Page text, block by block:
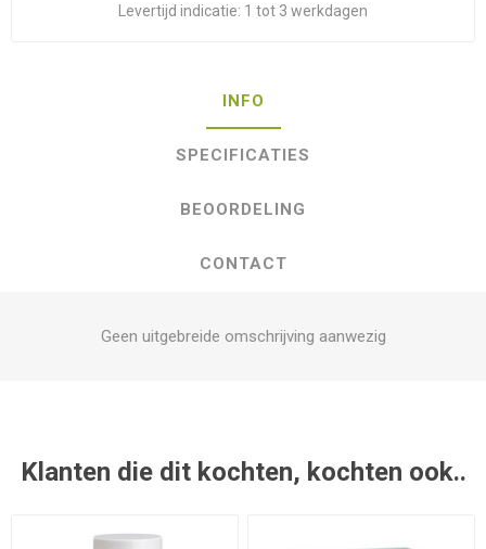
Levertijd indicatie: 1 tot 3 werkdagen
INFO
SPECIFICATIES
BEOORDELING
CONTACT
Geen uitgebreide omschrijving aanwezig
Klanten die dit kochten, kochten ook..